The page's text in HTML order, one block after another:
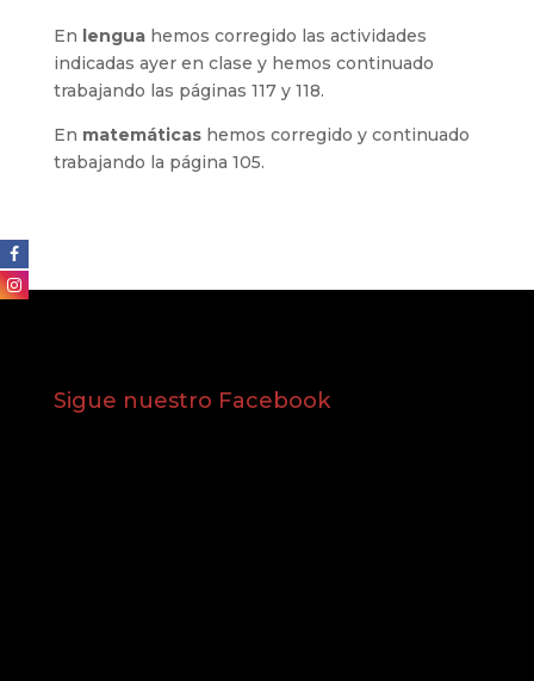
En lenguahemos corregido las actividades
indicadas ayer en clase y hemos continuado
trabajando las páginas 117 y 118.
En matemáticashemos corregido y continuado
trabajando la página 105.
Sigue nuestro Facebook